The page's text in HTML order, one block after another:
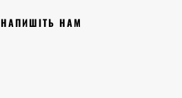
НАПИШІТЬ НАМ